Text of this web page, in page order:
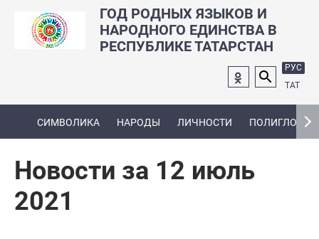
ГОД РОДНЫХ ЯЗЫКОВ И
НАРОДНОГО ЕДИНСТВА В
РЕСПУБЛИКЕ ТАТАРСТАН
РУС
ТАТ
СИМВОЛИКА НАРОДЫ ЛИЧНОСТИ ПОЛИГЛОТ
Новости за 12 июль
2021